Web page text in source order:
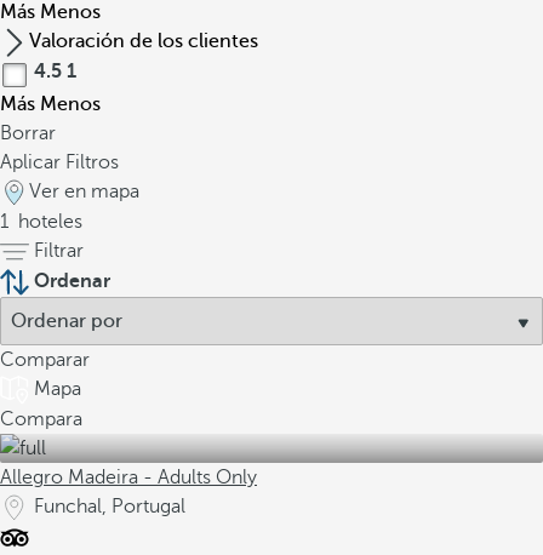
Más Menos
Valoración de los clientes
4.5 1
Más Menos
Borrar
Aplicar Filtros
Ver en mapa
1 hoteles
Filtrar
Ordenar
Comparar
Mapa
Compara
Allegro Madeira - Adults Only
Funchal, Portugal